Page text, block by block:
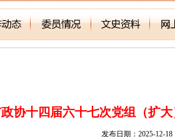
协十四届六十七次党组（扩
发布日期：2025-12-18